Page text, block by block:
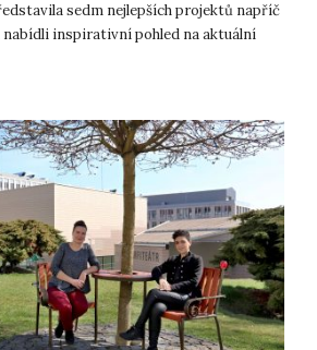
sedm nejlepších projektů napříč
inspirativní pohled na aktuální